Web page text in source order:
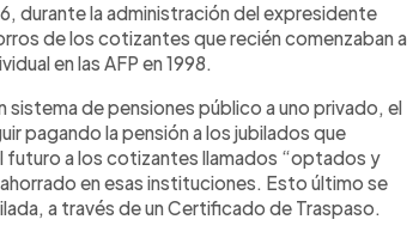
durante la administración del expresidente
de los cotizantes que recién comenzaban a
en las AFP en 1998.
sistema de pensiones público a uno privado, el
pagando la pensión a los jubilados que
futuro a los cotizantes llamados “optados y
en esas instituciones. Esto último se
a través de un Certificado de Traspaso.